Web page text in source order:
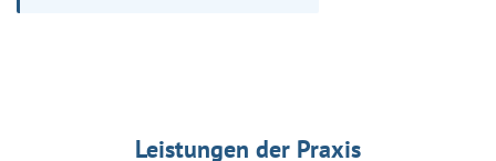
Leistungen der Praxis